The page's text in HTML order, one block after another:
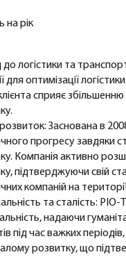
на рік
до логістики та
для оптимізації
сприяє
розвиток: Заснована в
прогресу завдяки
Компанія активно
підтверджуючи свій
компаній на
та сталість:
надаючи
під час важких
розвитку, що